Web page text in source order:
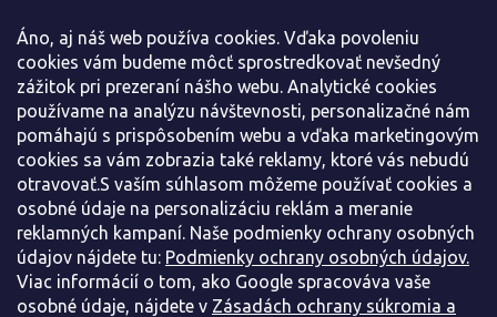
Áno, aj náš web používa cookies. Vďaka povoleniu
cookies vám budeme môcť sprostredkovať nevšedný
zážitok pri prezeraní nášho webu. Analytické cookies
používame na analýzu návštevnosti, personalizačné nám
pomáhajú s prispôsobením webu a vďaka marketingovým
cookies sa vám zobrazia také reklamy, ktoré vás nebudú
otravovať.S vaším súhlasom môžeme používať cookies a
osobné údaje na personalizáciu reklám a meranie
reklamných kampaní. Naše podmienky ochrany osobných
údajov nájdete tu: Podmienky ochrany osobných údajov.
Viac informácií o tom, ako Google spracováva vaše
osobné údaje, nájdete v Zásadách ochrany súkromia a